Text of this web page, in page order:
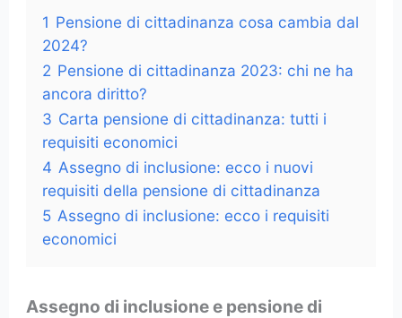
1 Pensione di cittadinanza cosa cambia dal
2024?
2 Pensione di cittadinanza 2023: chi ne ha
ancora diritto?
3 Carta pensione di cittadinanza: tutti i
requisiti economici
4 Assegno di inclusione: ecco i nuovi
requisiti della pensione di cittadinanza
5 Assegno di inclusione: ecco i requisiti
economici
Assegno di inclusione e pensione di